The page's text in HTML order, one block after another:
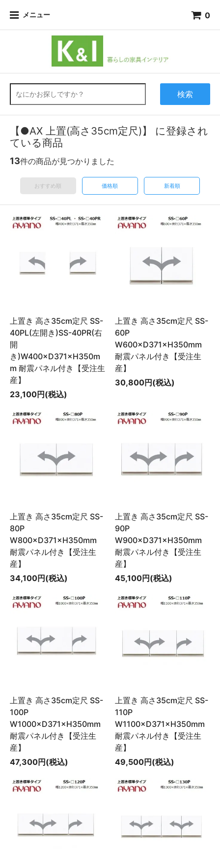
メニュー 0
検索
【●AX 上置(高さ35cm定尺)】 に登録され
ている商品
13件の商品が見つかりました
おすすめ順 価格順 新着順
上置き 高さ35cm定尺 SS-
40PL(左開き)SS-40PR(右
開
き)W400×D371×H350m
m 耐震パネル付き【受注生
産】
23,100円(税込)
上置き 高さ35cm定尺 SS-
60P
W600×D371×H350mm
耐震パネル付き【受注生
産】
30,800円(税込)
上置き 高さ35cm定尺 SS-
80P
W800×D371×H350mm
耐震パネル付き【受注生
産】
34,100円(税込)
上置き 高さ35cm定尺 SS-
90P
W900×D371×H350mm
耐震パネル付き【受注生
産】
45,100円(税込)
上置き 高さ35cm定尺 SS-
100P
W1000×D371×H350mm
耐震パネル付き【受注生
産】
47,300円(税込)
上置き 高さ35cm定尺 SS-
110P
W1100×D371×H350mm
耐震パネル付き【受注生
産】
49,500円(税込)